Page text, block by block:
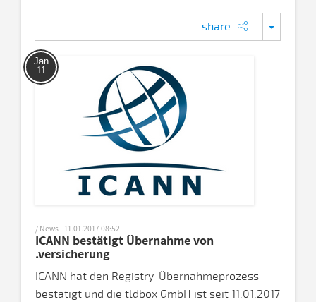
share
Jan
11
/ News - 11.01.2017 08:52
ICANN bestätigt Übernahme von
.versicherung
ICANN hat den Registry-Übernahmeprozess
bestätigt und die tldbox GmbH ist seit 11.01.2017